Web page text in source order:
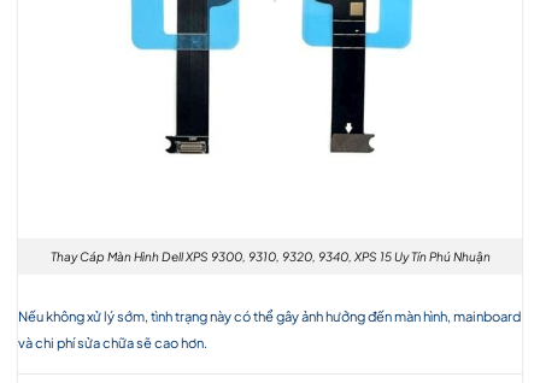
Thay Cáp Màn Hình Dell XPS 9300, 9310, 9320, 9340, XPS 15 Uy Tín Phú Nhuận
Nếu không xử lý sớm, tình trạng này có thể gây ảnh hưởng đến màn hình, mainboard
và chi phí sửa chữa sẽ cao hơn.